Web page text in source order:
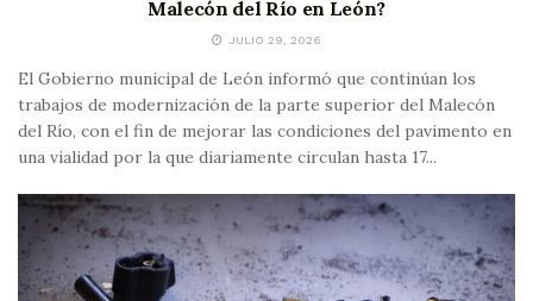
Malecón del Río en León?
JULIO 29, 2026
El Gobierno municipal de León informó que continúan los
trabajos de modernización de la parte superior del Malecón
del Río, con el fin de mejorar las condiciones del pavimento en
una vialidad por la que diariamente circulan hasta 17...